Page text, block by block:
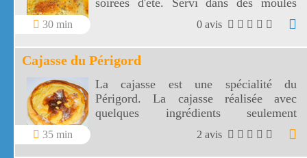
30 min
soirées d'été. Servi dans des moules
individuels, ces flans de courgettes
seront appréciés à l'apéritif.
0 avis
Cajasse du Périgord
35 min
La cajasse est une spécialité du
Périgord. La cajasse réalisée avec
quelques ingrédients seulement
accompagnera une boisson chaude.
2 avis